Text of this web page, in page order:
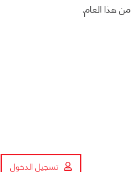
تسجيل الدخول